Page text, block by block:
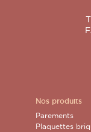
Nos produits
Parements
Plaquettes